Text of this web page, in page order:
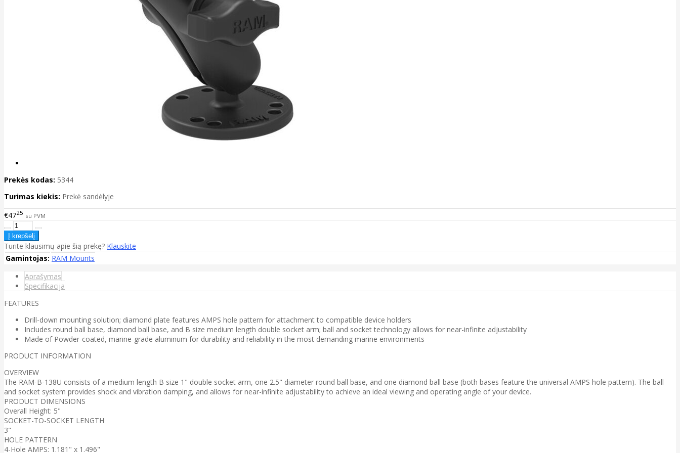
Prekės kodas: 5344
Turimas kiekis: Prekė sandėlyje
€4725 su PVM
Turite klausimų apie šią prekę? Klauskite
Gamintojas: RAM Mounts
Aprašymas
Specifikacija
FEATURES
Drill-down mounting solution; diamond plate features AMPS hole pattern for attachment to compatible device holders
Includes round ball base, diamond ball base, and B size medium length double socket arm; ball and socket technology allows for near-infinite adjustability
Made of Powder-coated, marine-grade aluminum for durability and reliability in the most demanding marine environments
PRODUCT INFORMATION
OVERVIEW
The RAM-B-138U consists of a medium length B size 1" double socket arm, one 2.5" diameter round ball base, and one diamond ball base (both bases feature the universal AMPS hole pattern). The ball
and socket system provides shock and vibration damping, and allows for near-infinite adjustability to achieve an ideal viewing and operating angle of your device.
PRODUCT DIMENSIONS
Overall Height: 5"
SOCKET-TO-SOCKET LENGTH
3"
HOLE PATTERN
4-Hole AMPS: 1.181" x 1.496"